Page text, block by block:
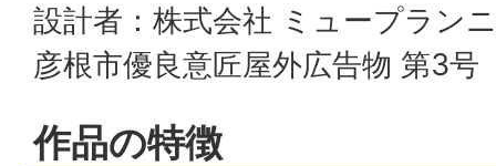
設計者：株式会社 ミュープラン
彦根市優良意匠屋外広告物 第3号
作品の特徴